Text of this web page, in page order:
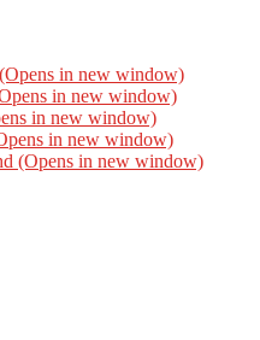
in new window)
in new window)
in new window)
in new window)
(Opens in new window)